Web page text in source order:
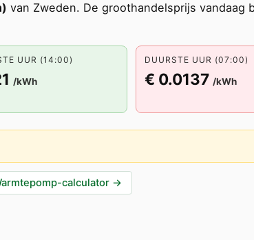
van Zweden. De groothandelsprijs vandaag
UUR (14:00)
/kWh
DUURSTE UUR (07:00)
€ 0.0137 /kWh
calculator →